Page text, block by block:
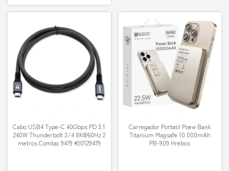
Cabo USB4 Type-C 40Gbps PD 3.1
240W Thunderbolt 3/4 8K@60Hz 2
metros Comtac 9479 #20129479
Carregador Portatil Poew Bank
Titanium Magsafe 10.000mAh
PB-909 Hrebos